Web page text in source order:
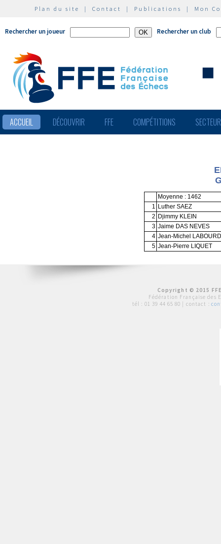
Plan du site | Contact | Publications | Mon
Rechercher un joueur Rechercher un club
ACCUEIL DÉCOUVRIR FFE COMPÉTITIONS
Moyenne : 1462
1 Luther SAEZ
2 Djimmy KLEIN
3 Jaime DAS NEVES
4 Jean-Michel
5 Jean-Pierre LIQUET
Copyright © 2015
Fédération Française des
tél : 01 39 44 65 80 | contact :